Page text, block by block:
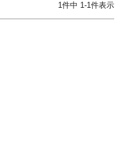
1件中 1-1件表示